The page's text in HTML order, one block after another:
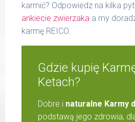
karmić? Odpowiedz na kilka
ankiecie zwierzaka a my
karmę REICO.
Gdzie kupię
Ketach?
Dobre i naturalne Karmy
podstawą jego zdrowia,